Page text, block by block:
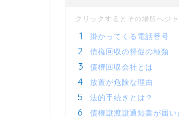
掛かってくる電話番号
債権回収の督促の種類
債権回収会社とは
放置が危険な理由
法的手続きとは？
債権譲渡譲通知書が届い